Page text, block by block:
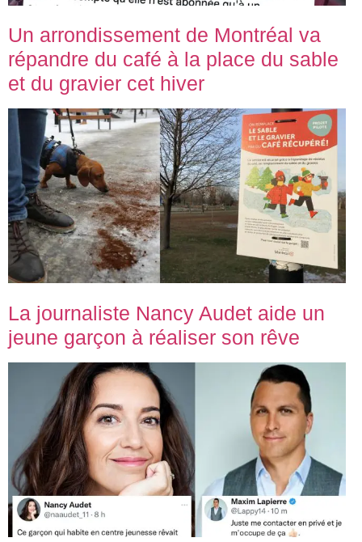
Un arrondissement de Montréal va
répandre du café à la place du sable
et du gravier cet hiver
La journaliste Nancy Audet aide un
jeune garçon à réaliser son rêve